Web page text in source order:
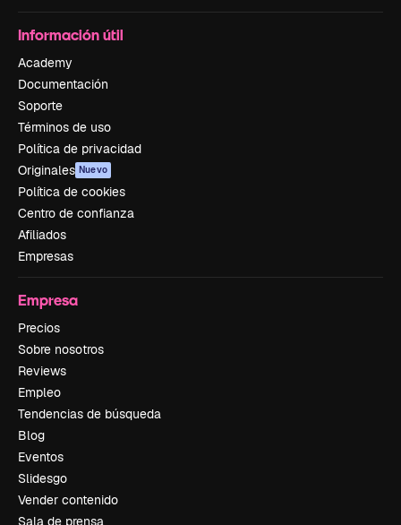
Información útil
Academy
Documentación
Soporte
Términos de uso
Política de privacidad
Originales Nuevo
Política de cookies
Centro de confianza
Afiliados
Empresas
Empresa
Precios
Sobre nosotros
Reviews
Empleo
Tendencias de búsqueda
Blog
Eventos
Slidesgo
Vender contenido
Sala de prensa